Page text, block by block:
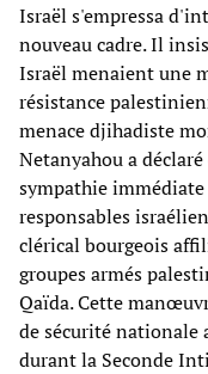
Israël s'empressa
nouveau cadre. Il
Israël menaient une
résistance
menace djihadiste
Netanyahou a
sympathie
responsables
clérical bourgeois
groupes armés
Qaïda. Cette
de sécurité nationale
durant la Seconde